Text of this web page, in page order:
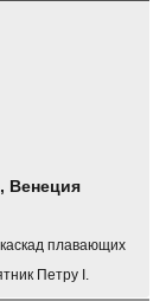
Венеция
плавающих
Петру I.